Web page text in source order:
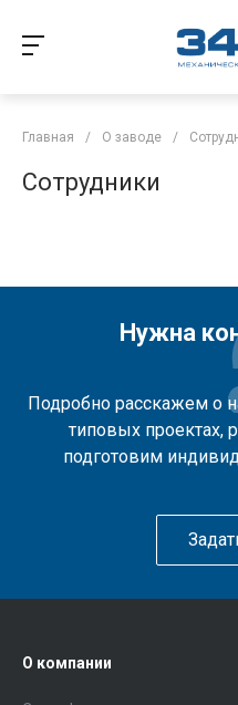
Главная / О заводе /
Сотрудники
Нужна
Подробно расскажем о
типовых проектах,
подготовим
О компании